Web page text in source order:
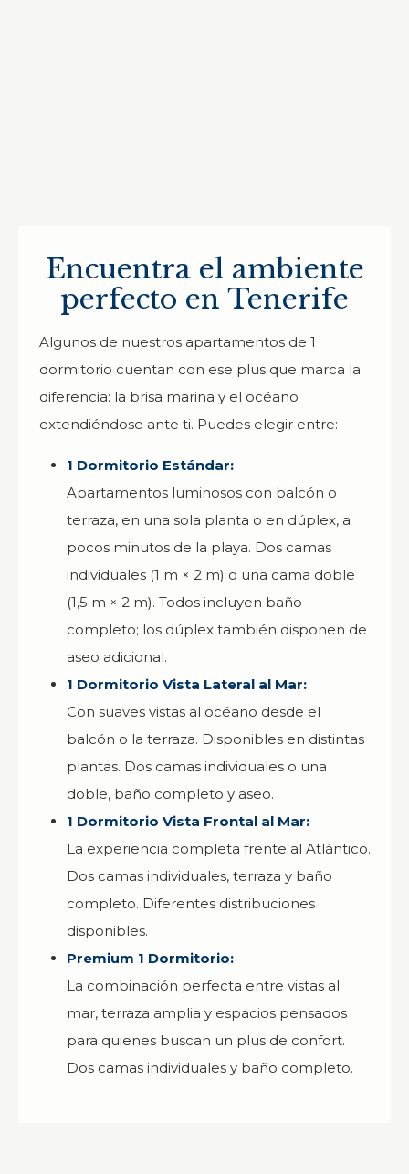
Encuentra el ambiente
perfecto en Tenerife
Algunos de nuestros apartamentos de 1
dormitorio cuentan con ese plus que marca la
diferencia: la brisa marina y el océano
extendiéndose ante ti. Puedes elegir entre:
1 Dormitorio Estándar:
Apartamentos luminosos con balcón o
terraza, en una sola planta o en dúplex, a
pocos minutos de la playa. Dos camas
individuales (1 m × 2 m) o una cama doble
(1,5 m × 2 m). Todos incluyen baño
completo; los dúplex también disponen de
aseo adicional.
1 Dormitorio Vista Lateral al Mar:
Con suaves vistas al océano desde el
balcón o la terraza. Disponibles en distintas
plantas. Dos camas individuales o una
doble, baño completo y aseo.
1 Dormitorio Vista Frontal al Mar:
La experiencia completa frente al Atlántico.
Dos camas individuales, terraza y baño
completo. Diferentes distribuciones
disponibles.
Premium 1 Dormitorio:
La combinación perfecta entre vistas al
mar, terraza amplia y espacios pensados
para quienes buscan un plus de confort.
Dos camas individuales y baño completo.